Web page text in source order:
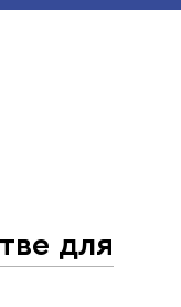
для